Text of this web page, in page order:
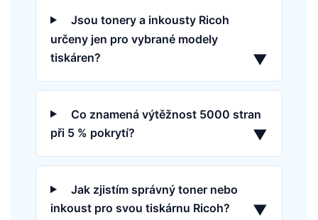
Jsou tonery a inkousty Ricoh
určeny jen pro vybrané modely
tiskáren?
▼
Co znamená výtěžnost 5000 stran
při 5 % pokrytí?
▼
Jak zjistím správný toner nebo
inkoust pro svou tiskárnu Ricoh?
▼